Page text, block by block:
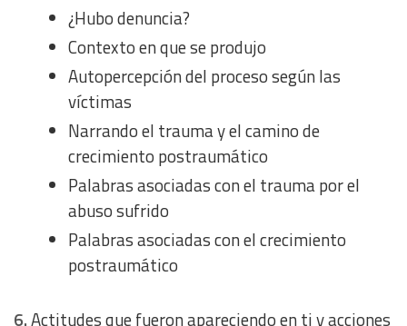
¿Hubo denuncia?
Contexto en que se produjo
Autopercepción del proceso según las
víctimas
Narrando el trauma y el camino de
crecimiento postraumático
Palabras asociadas con el trauma por el
abuso sufrido
Palabras asociadas con el crecimiento
postraumático
6.Actitudes que fueron apareciendo en ti y acciones